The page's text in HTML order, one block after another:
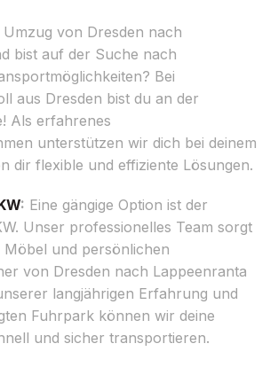
von Dresden nach
bist auf der Suche nach
Bei
aus Dresden bist du an der
Als erfahrenes
unterstützen wir dich bei deinem
dir flexible und effiziente Lösungen.
: Eine gängige Option ist der
Unser professionelles Team sorgt
Möbel und persönlichen
von Dresden nach Lappeenranta
langjährigen Erfahrung und
Fuhrpark können wir deine
und sicher transportieren.